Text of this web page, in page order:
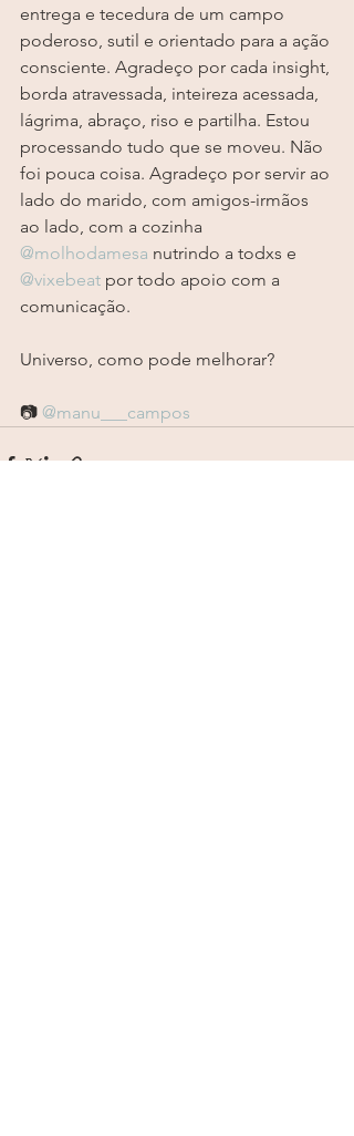
entrega e tecedura de um campo
poderoso, sutil e orientado para a ação
consciente. Agradeço por cada insight,
borda atravessada, inteireza acessada,
lágrima, abraço, riso e partilha. Estou
processando tudo que se moveu. Não
foi pouca coisa. Agradeço por servir ao
lado do marido, com amigos-irmãos
ao lado, com a cozinha
@molhodamesa nutrindo a todxs e
@vixebeat por todo apoio com a
comunicação.
Universo, como pode melhorar?
📷 @manu___campos